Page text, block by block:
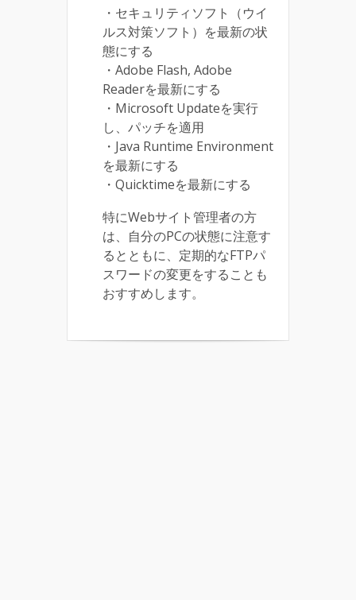
・セキュリティソフト（ウイ
ルス対策ソフト）を最新の状
態にする
・Adobe Flash, Adobe
Readerを最新にする
・Microsoft Updateを実行
し、パッチを適用
・Java Runtime Environment
を最新にする
・Quicktimeを最新にする
特にWebサイト管理者の方
は、自分のPCの状態に注意す
るとともに、定期的なFTPパ
スワードの変更をすることも
おすすめします。